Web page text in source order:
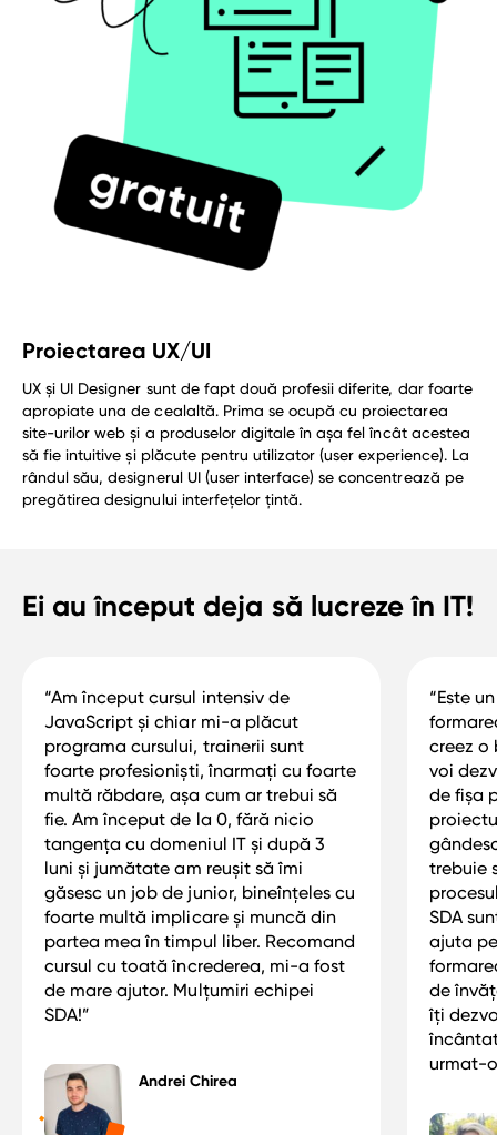
Proiectarea UX/UI
UX și UI Designer sunt de fapt două profesii diferite, dar foarte
apropiate una de cealaltă. Prima se ocupă cu proiectarea
site-urilor web și a produselor digitale în așa fel încât acestea
să fie intuitive și plăcute pentru utilizator (user experience). La
rândul său, designerul UI (user interface) se concentrează pe
pregătirea designului interfețelor țintă.
Ei au început deja să lucreze în IT!
“Am început cursul intensiv de
JavaScript şi chiar mi-a plăcut
programa cursului, trainerii sunt
foarte profesionişti, înarmaţi cu foarte
multă răbdare, aşa cum ar trebui să
fie. Am început de la 0, fără nicio
tangenţa cu domeniul IT şi după 3
luni şi jumătate am reuşit să îmi
găsesc un job de junior, bineînţeles cu
foarte multă implicare și muncă din
partea mea în timpul liber. Recomand
cursul cu toată încrederea, mi-a fost
de mare ajutor. Mulţumiri echipei
SDA!”
Andrei Chirea
“Este
creez o
voi
de fișa
trebuie
SDA
ajuta
de
îți
urmat-